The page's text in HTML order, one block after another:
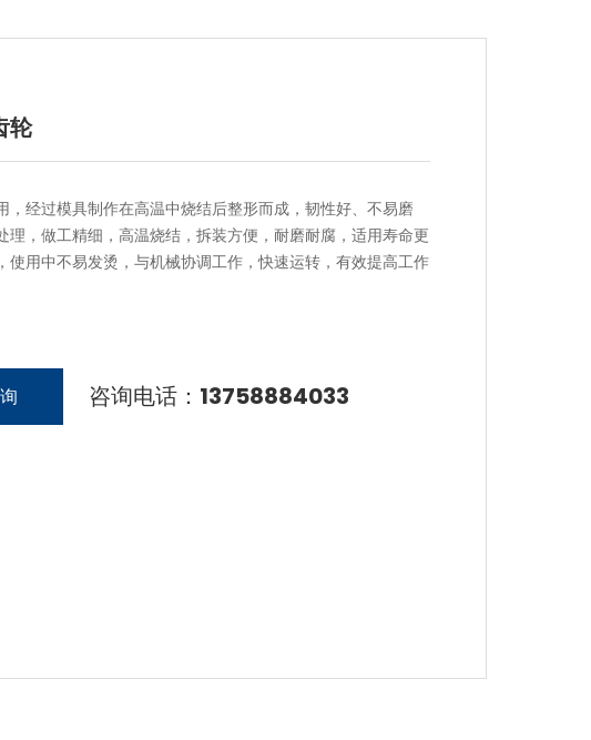
轮
，经过模具制作在高温中烧结后整形而成，韧性好、不易磨
理，做工精细，高温烧结，拆装方便，耐磨耐腐，适用寿命更
使用中不易发烫，与机械协调工作，快速运转，有效提高工作
咨询电话： 13758884033